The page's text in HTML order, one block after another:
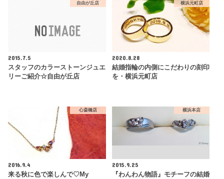
自由が丘店
2015.7.5
スタッフのカラーストーンジュエ
リーご紹介☆自由が丘店
横浜元町店
2020.8.28
結婚指輪の内側にこだわりの刻印
を・横浜元町店
心斎橋店
2016.9.4
来る秋に色で楽しんで♡My
横浜本店
2015.9.25
『わんわん物語』モチーフの結婚